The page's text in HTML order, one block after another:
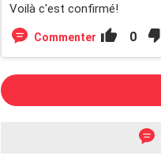
Voilà c'est confirmé!
Commenter 0